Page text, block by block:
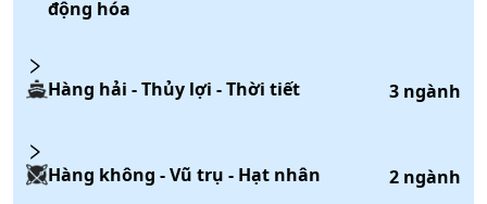
động hóa
Hàng hải - Thủy lợi - Thời tiết 3 ngành
Hàng không - Vũ trụ - Hạt nhân 2 ngành